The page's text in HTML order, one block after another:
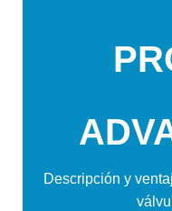
Descripción y